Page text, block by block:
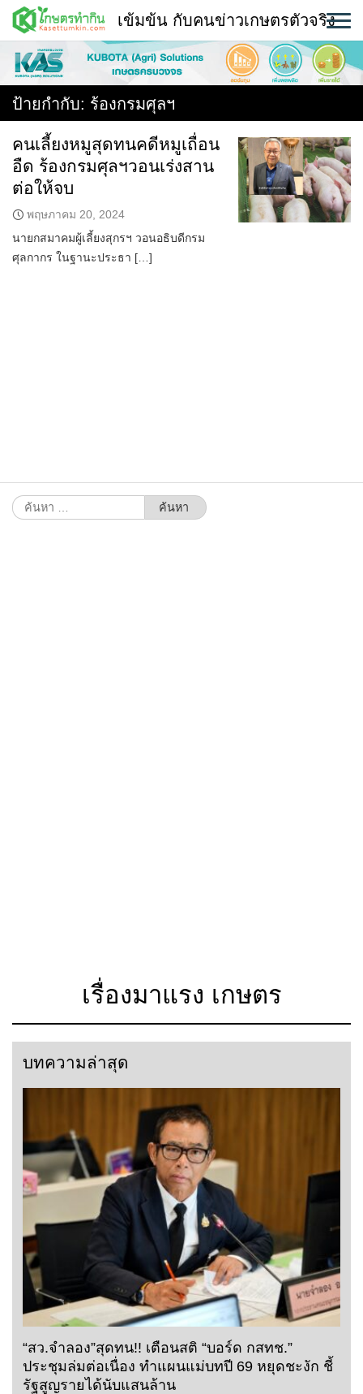
Skip
content
พืช
หน้าแรก
แวดวงเกษตร
ใคร ทำอะไร ที่ไหน
เข้มข้น กับคนข่าวเกษตรตัวจริง
ป้ายกำกับ: ร้องกรมศุลฯ
คนเลี้ยงหมูสุดทนคดีหมูเถื่อน
อืด ร้องกรมศุลฯวอนเร่งสาน
ต่อให้จบ
พฤษภาคม 20, 2024
นายกสมาคมผู้เลี้ยงสุกรฯ วอนอธิบดีกรม
ศุลกากร ในฐานะประธา […]
ค้นหา
สำหรับ:
เรื่องมาแรง เกษตร
บทความล่าสุด
“สว.จำลอง”สุดทน!! เตือนสติ “บอร์ด กสทช.”
ประชุมล่มต่อเนื่อง ทำแผนแม่บทปี 69 หยุดชะงัก ชี้
รัฐสูญรายได้นับแสนล้าน